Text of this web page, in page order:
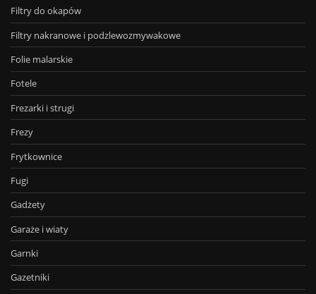
Filtry do okapów
Filtry nakranowe i podzlewozmywakowe
Folie malarskie
Fotele
Frezarki i strugi
Frezy
Frytkownice
Fugi
Gadżety
Garaże i wiaty
Garnki
Gazetniki